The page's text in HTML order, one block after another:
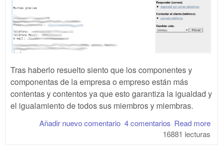
Tras haberlo resuelto siento que los componentes y
componentas de la empresa o empreso están más
contentas y contentos ya que esto garantiza la igualdad y
el igualamiento de todos sus miembros y miembras.
Read more
4 comentarios
Añadir nuevo comentario
16881 lecturas